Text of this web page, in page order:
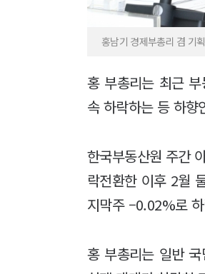
홍남기 경제부총리 겸 기
홍 부총리는 최근
속 하락하는 등 하향
한국부동산원 주간
락전환한 이후 2월
지막주 –0.02%로
홍 부총리는 일반